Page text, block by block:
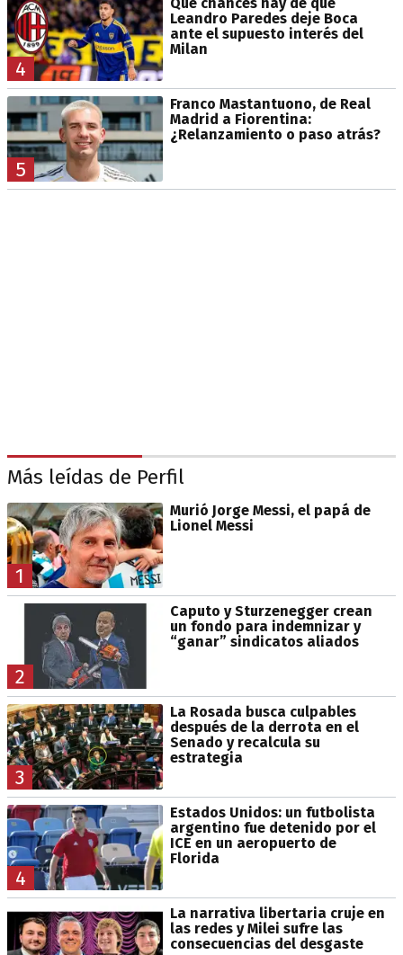
4
Leandro Paredes deje Boca
ante el supuesto interés del
Milan
5
Franco Mastantuono, de Real
Madrid a Fiorentina:
¿Relanzamiento o paso atrás?
Más leídas de Perfil
1
Murió Jorge Messi, el papá de
Lionel Messi
2
Caputo y Sturzenegger crean
un fondo para indemnizar y
“ganar” sindicatos aliados
3
La Rosada busca culpables
después de la derrota en el
Senado y recalcula su
estrategia
4
Estados Unidos: un futbolista
argentino fue detenido por el
ICE en un aeropuerto de
Florida
La narrativa libertaria cruje en
las redes y Milei sufre las
consecuencias del desgaste